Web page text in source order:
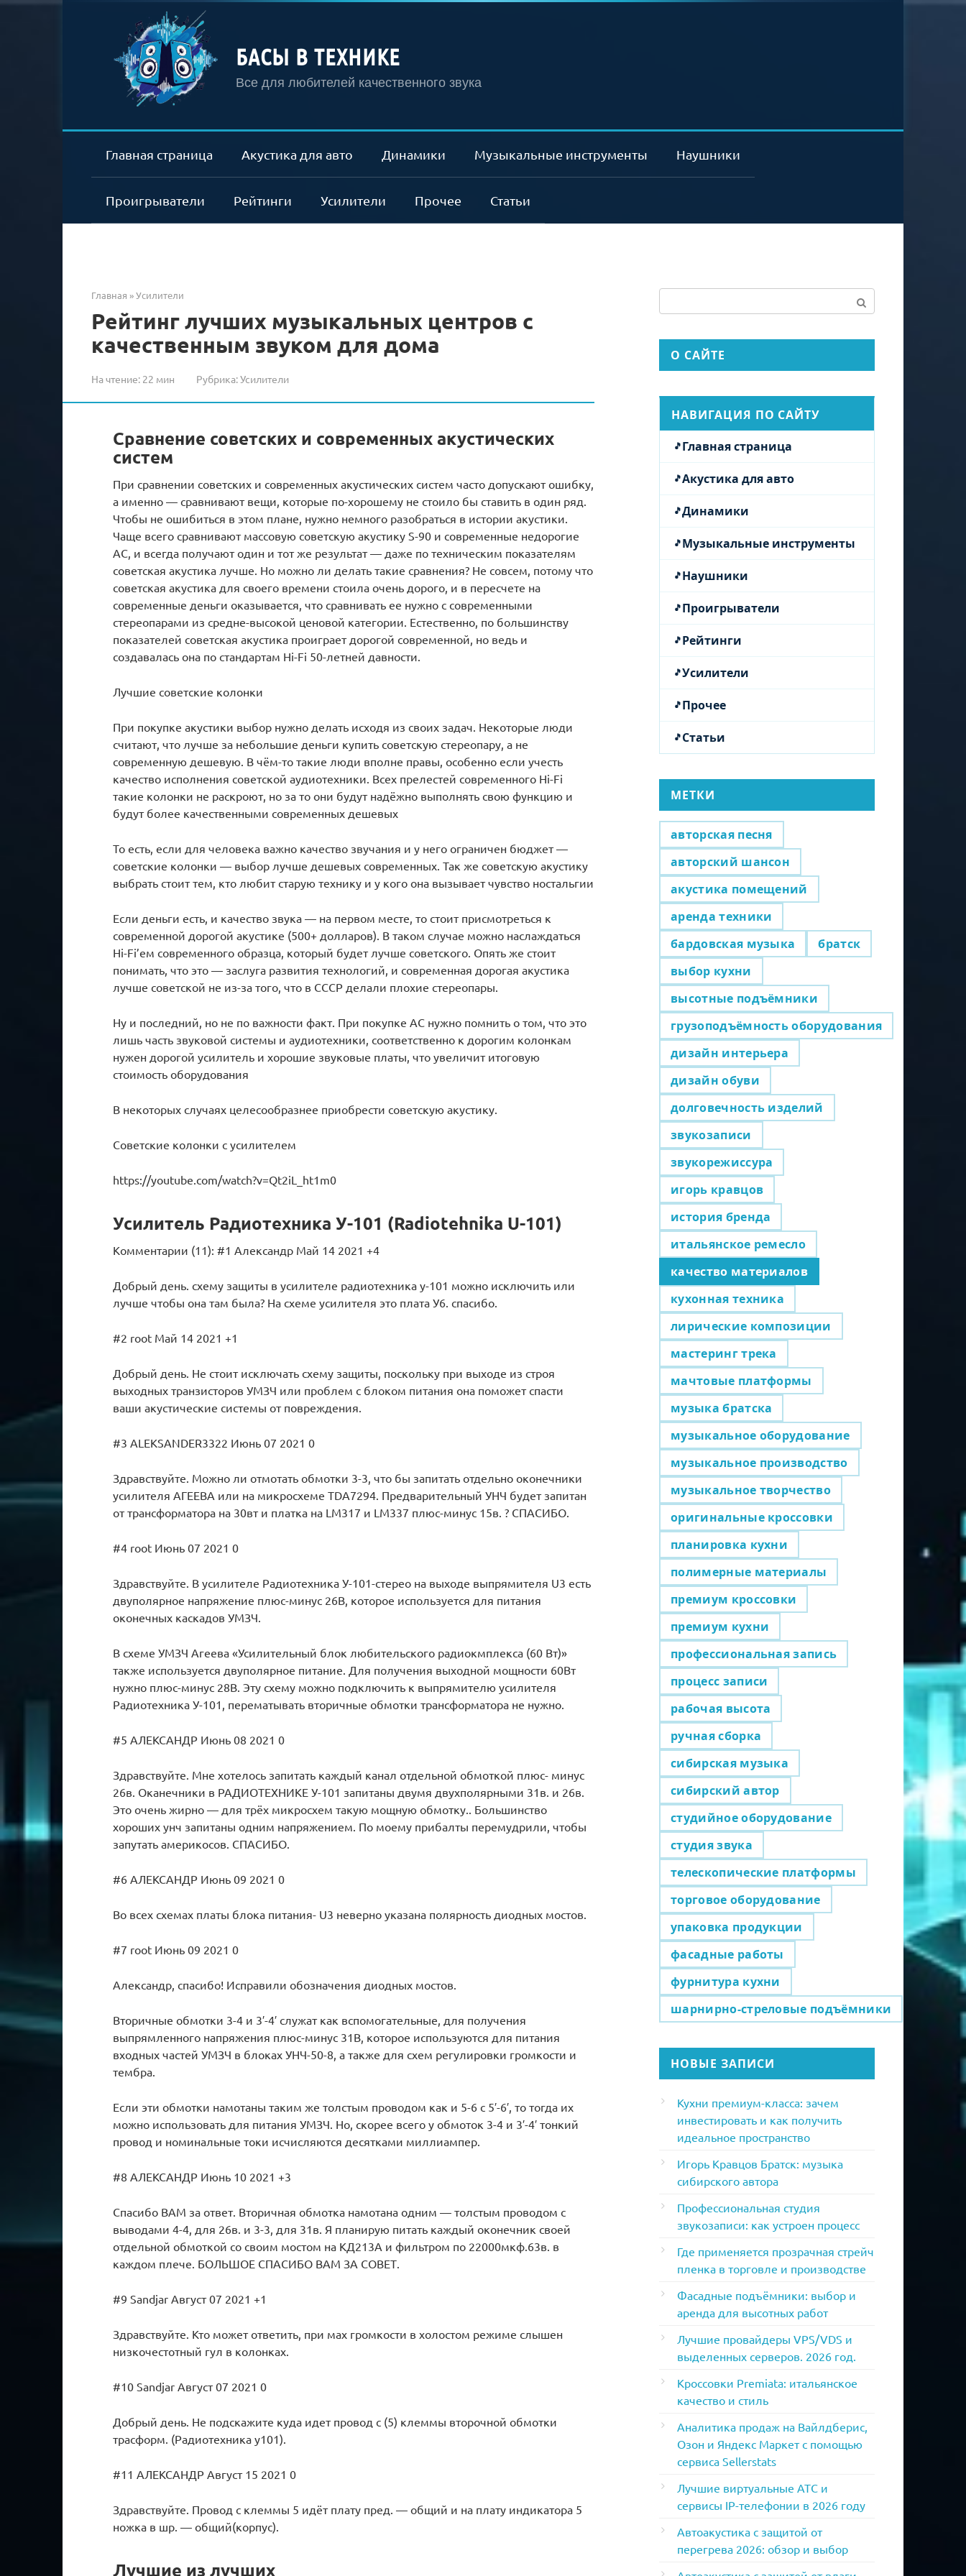
БАСЫ В ТЕХНИКЕ
Все для любителей качественного звука
Главная страница Акустика для авто Динамики Музыкальные инструменты Наушники
Проигрыватели Рейтинги Усилители Прочее Статьи
Главная »Усилители
Рейтинг лучших музыкальных центров с
качественным звуком для дома
На чтение: 22 мин Рубрика:Усилители
Сравнение советских и современных акустических
систем
При сравнении советских и современных акустических систем часто допускают ошибку,
а именно — сравнивают вещи, которые по-хорошему не стоило бы ставить в один ряд.
Чтобы не ошибиться в этом плане, нужно немного разобраться в истории акустики.
Чаще всего сравнивают массовую советскую акустику S-90 и современные недорогие
АС, и всегда получают один и тот же результат — даже по техническим показателям
советская акустика лучше. Но можно ли делать такие сравнения? Не совсем, потому что
советская акустика для своего времени стоила очень дорого, и в пересчете на
современные деньги оказывается, что сравнивать ее нужно с современными
стереопарами из средне-высокой ценовой категории. Естественно, по большинству
показателей советская акустика проиграет дорогой современной, но ведь и
создавалась она по стандартам Hi-Fi 50-летней давности.
Лучшие советские колонки
При покупке акустики выбор нужно делать исходя из своих задач. Некоторые люди
считают, что лучше за небольшие деньги купить советскую стереопару, а не
современную дешевую. В чём-то такие люди вполне правы, особенно если учесть
качество исполнения советской аудиотехники. Всех прелестей современного Hi-Fi
такие колонки не раскроют, но за то они будут надёжно выполнять свою функцию и
будут более качественными современных дешевых
То есть, если для человека важно качество звучания и у него ограничен бюджет —
советские колонки — выбор лучше дешевых современных. Так же советскую акустику
выбрать стоит тем, кто любит старую технику и у кого она вызывает чувство ностальгии
Если деньги есть, и качество звука — на первом месте, то стоит присмотреться к
современной дорогой акустике (500+ долларов). В таком случае можно наслаждаться
Hi-Fi’ем современного образца, который будет лучше советского. Опять же стоит
понимать, что это — заслуга развития технологий, и современная дорогая акустика
лучше советской не из-за того, что в СССР делали плохие стереопары.
Ну и последний, но не по важности факт. При покупке АС нужно помнить о том, что это
лишь часть звуковой системы и аудиотехники, соответственно к дорогим колонкам
нужен дорогой усилитель и хорошие звуковые платы, что увеличит итоговую
стоимость оборудования
В некоторых случаях целесообразнее приобрести советскую акустику.
Советские колонки с усилителем
https://youtube.com/watch?v=Qt2iL_ht1m0
Усилитель Радиотехника У-101 (Radiotehnika U-101)
Комментарии (11): #1 Александр Май 14 2021 +4
Добрый день. схему защиты в усилителе радиотехника у-101 можно исключить или
лучше чтобы она там была? На схеме усилителя это плата У6. спасибо.
#2 root Май 14 2021 +1
Добрый день. Не стоит исключать схему защиты, поскольку при выходе из строя
выходных транзисторов УМЗЧ или проблем с блоком питания она поможет спасти
ваши акустические системы от повреждения.
#3 ALEKSANDER3322 Июнь 07 2021 0
Здравствуйте. Можно ли отмотать обмотки 3-3, что бы запитать отдельно оконечники
усилителя АГЕЕВА или на микросхеме TDA7294. Предварительный УНЧ будет запитан
от трансформатора на 30вт и платка на LM317 и LM337 плюс-минус 15в. ? СПАСИБО.
#4 root Июнь 07 2021 0
Здравствуйте. В усилителе Радиотехника У-101-стерео на выходе выпрямителя U3 есть
двуполярное напряжение плюс-минус 26В, которое используется для питания
оконечных каскадов УМЗЧ.
В схеме УМЗЧ Агеева «Усилительный блок любительского радиокмплекса (60 Вт)»
также используется двуполярное питание. Для получения выходной мощности 60Вт
нужно плюс-минус 28В. Эту схему можно подключить к выпрямителю усилителя
Радиотехника У-101, перематывать вторичные обмотки трансформатора не нужно.
#5 АЛЕКСАНДР Июнь 08 2021 0
Здравствуйте. Мне хотелось запитать каждый канал отдельной обмоткой плюс- минус
26в. Оканечники в РАДИОТЕХНИКЕ У-101 запитаны двумя двухполярными 31в. и 26в.
Это очень жирно — для трёх микросхем такую мощную обмотку.. Большинство
хороших унч запитаны одним напряжением. По моему прибалты перемудрили, чтобы
запутать америкосов. СПАСИБО.
#6 АЛЕКСАНДР Июнь 09 2021 0
Во всех схемах платы блока питания- U3 неверно указана полярность диодных мостов.
#7 root Июнь 09 2021 0
Александр, спасибо! Исправили обозначения диодных мостов.
Вторичные обмотки 3-4 и 3′-4′ служат как вспомогательные, для получения
выпрямленного напряжения плюс-минус 31В, которое используются для питания
входных частей УМЗЧ в блоках УНЧ-50-8, а также для схем регулировки громкости и
тембра.
Если эти обмотки намотаны таким же толстым проводом как и 5-6 с 5′-6′, то тогда их
можно использовать для питания УМЗЧ. Но, скорее всего у обмоток 3-4 и 3′-4′ тонкий
провод и номинальные токи исчисляются десятками миллиампер.
#8 АЛЕКСАНДР Июнь 10 2021 +3
Спасибо ВАМ за ответ. Вторичная обмотка намотана одним — толстым проводом с
выводами 4-4, для 26в. и 3-3, для 31в. Я планирую питать каждый оконечник своей
отдельной обмоткой со своим мостом на КД213А и фильтром по 22000мкф.63в. в
каждом плече. БОЛЬШОЕ СПАСИБО ВАМ ЗА СОВЕТ.
#9 Sandjar Август 07 2021 +1
Здравствуйте. Кто может ответить, при мах громкости в холостом режиме слышен
низкочестотный гул в колонках.
#10 Sandjar Август 07 2021 0
Добрый день. Не подскажите куда идет провод с (5) клеммы второчной обмотки
трасформ. (Радиотехника у101).
#11 АЛЕКСАНДР Август 15 2021 0
Здравствуйте. Провод с клеммы 5 идёт плату пред. — общий и на плату индикатора 5
ножка в шр. — общий(корпус).
Лучшие из лучших
О САЙТЕ
НАВИГАЦИЯ ПО САЙТУ
Главная страница
Акустика для авто
Динамики
Музыкальные инструменты
Наушники
Проигрыватели
Рейтинги
Усилители
Прочее
Статьи
МЕТКИ
авторская песня
авторский шансон
акустика помещений
аренда техники
бардовская музыка
братск
выбор кухни
высотные подъёмники
грузоподъёмность оборудования
дизайн интерьера
дизайн обуви
долговечность изделий
звукозаписи
звукорежиссура
игорь кравцов
история бренда
итальянское ремесло
качество материалов
кухонная техника
лирические композиции
мастеринг трека
мачтовые платформы
музыка братска
музыкальное оборудование
музыкальное производство
музыкальное творчество
оригинальные кроссовки
планировка кухни
полимерные материалы
премиум кроссовки
премиум кухни
профессиональная запись
процесс записи
рабочая высота
ручная сборка
сибирская музыка
сибирский автор
студийное оборудование
студия звука
телескопические платформы
торговое оборудование
упаковка продукции
фасадные работы
фурнитура кухни
шарнирно-стреловые подъёмники
НОВЫЕ ЗАПИСИ
Кухни премиум-класса: зачем
инвестировать и как получить
идеальное пространство
Игорь Кравцов Братск: музыка
сибирского автора
Профессиональная студия
звукозаписи: как устроен процесс
Где применяется прозрачная стрейч
пленка в торговле и производстве
Фасадные подъёмники: выбор и
аренда для высотных работ
Лучшие провайдеры VPS/VDS и
выделенных серверов. 2026 год.
Кроссовки Premiata: итальянское
качество и стиль
Аналитика продаж на Вайлдберис,
Озон и Яндекс Маркет с помощью
сервиса Sellerstats
Лучшие виртуальные АТС и
сервисы IP-телефонии в 2026 году
Автоакустика с защитой от
перегрева 2026: обзор и выбор